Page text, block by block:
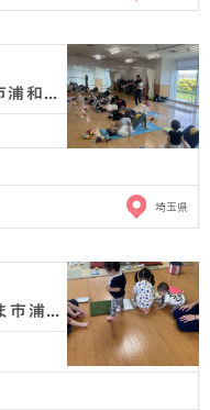
ヨガピラ姿勢LABO【さいたま市浦和産後ヨガ】
埼玉県
くつえらび＆足育WS 【さいたま市浦和】